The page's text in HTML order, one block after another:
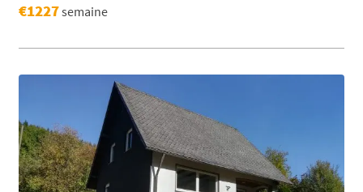
€1227semaine